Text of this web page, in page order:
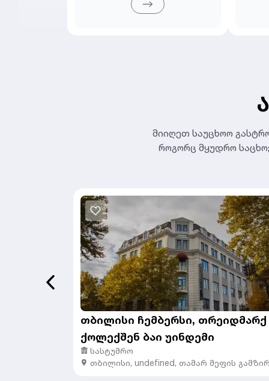
მიიღეთ საუცხოო
როგორც მყუდრო
თბილისი ჩემბერსი, თრეიდმარქ
ქოლექშენ ბაი უინდემი
სასტუმრო
თბილისი, undefined, თამარ მეფის